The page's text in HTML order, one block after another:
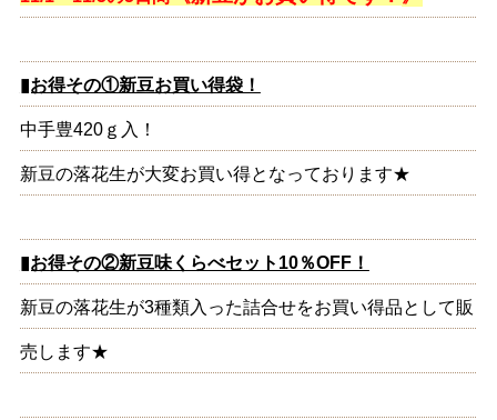
▮お得その①新豆お買い得袋！
中手豊420ｇ入！
新豆の落花生が大変お買い得となっております★
▮お得その②新豆味くらべセット10％OFF！
新豆の落花生が3種類入った詰合せをお買い得品として販
売します★